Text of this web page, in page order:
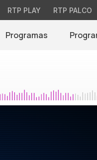
RTP PLAY RTP PALCO
Programas